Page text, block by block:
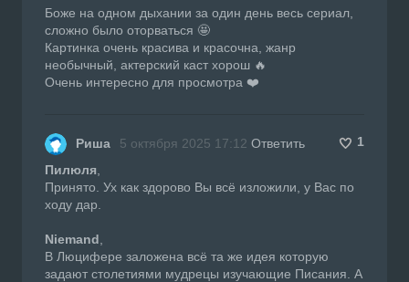
Боже на одном дыхании за один день весь сериал,
сложно было оторваться 🤩
Картинка очень красива и красочна, жанр
необычный, актерский каст хорош 🔥
Очень интересно для просмотра ❤️
Риша 5 октября 2025 17:12 Ответить
1
Пилюля
Принято. Ух как здорово Вы всё изложили, у Вас по
ходу дар.
Niemand
В Люцифере заложена всё та же идея которую
задают столетиями мудрецы изучающие Писания. А